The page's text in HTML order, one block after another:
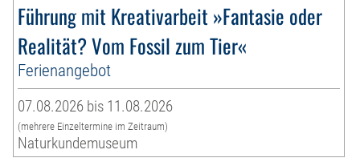
Führung mit Kreativarbeit »Fantasie oder
Realität? Vom Fossil zum Tier«
Ferienangebot
07.08.2026 bis 11.08.2026
(mehrere Einzeltermine im Zeitraum)
Naturkundemuseum